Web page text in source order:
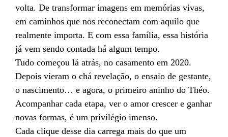
volta. De transformar imagens em memórias vivas,
em caminhos que nos reconectam com aquilo que
realmente importa. E com essa família, essa história
já vem sendo contada há algum tempo.
Tudo começou lá atrás, no casamento em 2020.
Depois vieram o chá revelação, o ensaio de gestante,
o nascimento… e agora, o primeiro aninho do Théo.
Acompanhar cada etapa, ver o amor crescer e ganhar
novas formas, é um privilégio imenso.
Cada clique desse dia carrega mais do que um